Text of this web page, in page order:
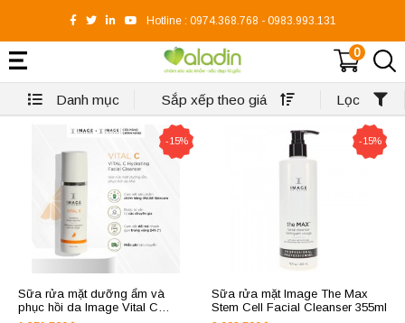
Hotline : 0974.368.768 - 0983.993.131
0
Danh mục Sắp xếp theo giá Lọc
-15%
Sữa rửa mặt dưỡng ẩm và
phục hồi da Image Vital C
-15%
Sữa rửa mặt Image The Max
Stem Cell Facial Cleanser 355ml